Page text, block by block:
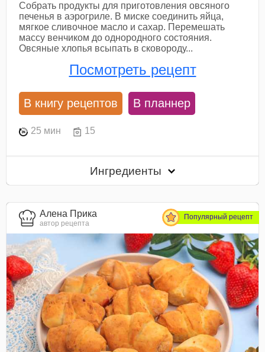
Собрать продукты для приготовления овсяного
печенья в аэрогриле. В миске соединить яйца,
мягкое сливочное масло и сахар. Перемешать
массу венчиком до однородного состояния.
Овсяные хлопья всыпать в сковороду...
Посмотреть рецепт
В книгу рецептов В планнер
25 мин 15
Ингредиенты
Алена Прика
автор рецепта
Популярный рецепт